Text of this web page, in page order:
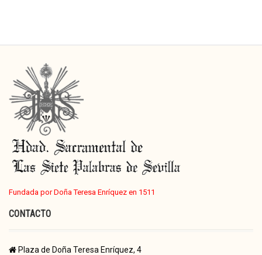
Fundada por Doña Teresa Enríquez en 1511
CONTACTO
Plaza de Doña Teresa Enríquez, 4